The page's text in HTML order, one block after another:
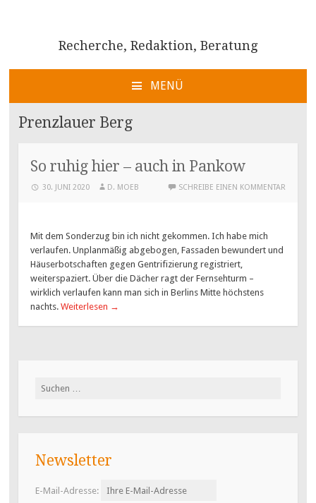
Recherche, Redaktion, Beratung
MENÜ
ZUM
INHALT
Prenzlauer Berg
So ruhig hier – auch in Pankow
30. JUNI 2020 D. MOEB SCHREIBE EINEN KOMMENTAR
Mit dem Sonderzug bin ich nicht gekommen. Ich habe mich
verlaufen. Unplanmäßig abgebogen, Fassaden bewundert und
Häuserbotschaften gegen Gentrifizierung registriert,
weiterspaziert. Über die Dächer ragt der Fernsehturm –
wirklich verlaufen kann man sich in Berlins Mitte höchstens
nachts.Weiterlesen →
Suchen
Newsletter
E-Mail-Adresse: